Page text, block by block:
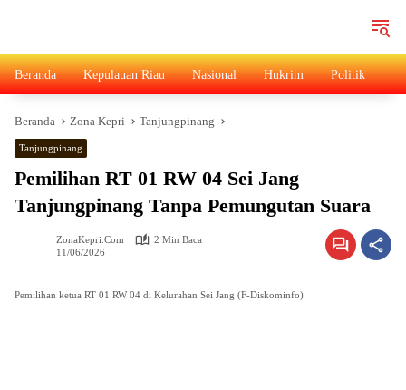
Beranda Kepulauan Riau Nasional Hukrim Politik
Beranda Zona Kepri Tanjungpinang
Tanjungpinang
Pemilihan RT 01 RW 04 Sei Jang
Tanjungpinang Tanpa Pemungutan Suara
ZonaKepri.com
2 Min Baca
11/06/2026
Pemilihan ketua RT 01 RW 04 di Kelurahan Sei Jang (F-Diskominfo)